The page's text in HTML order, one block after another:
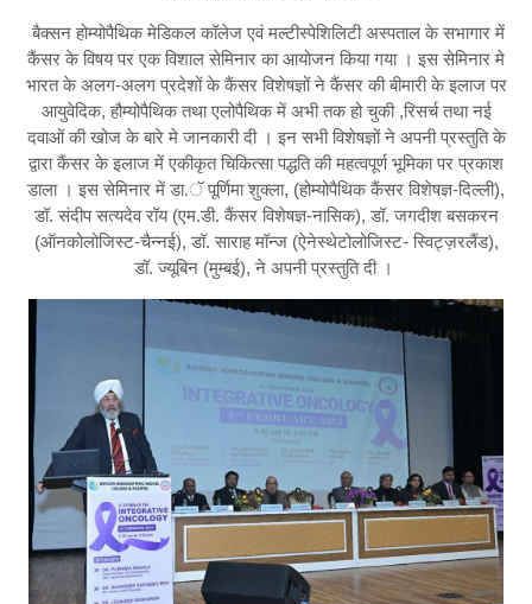
बैक्सन होम्योपैथिक मेडिकल कॉलेज एवं मल्टीस्पेशिलिटी अस्पताल के सभागार में
कैंसर के विषय पर एक विशाल सेमिनार का आयोजन किया गया । इस सेमिनार मे
भारत के अलग-अलग प्रदेशों के कैंसर विशेषज्ञों ने कैंसर की बीमारी के इलाज पर
आयुवेदिक, हौम्योपैथिक तथा एलोपैथिक में अभी तक हो चुकी ,रिसर्च तथा नई
दवाओं की खोज के बारे मे जानकारी दी । इन सभी विशेषज्ञों ने अपनी प्रस्तुति के
द्वारा कैंसर के इलाज में एकीकृत चिकित्सा पद्धति की महत्वपूर्ण भूमिका पर प्रकाश
डाला । इस सेमिनार में डा.ॅ पूर्णिमा शुक्ला, (होम्योपैथिक कैंसर विशेषज्ञ-दिल्ली),
डॉ. संदीप सत्यदेव रॉय (एम.डी. कैंसर विशेषज्ञ-नासिक), डॉ. जगदीश बसकरन
(ऑनकोलोजिस्ट-चैन्नई), डॉ. साराह मॉन्ज (ऐनेस्थेटोलोजिस्ट- स्विट्ज़रलैंड),
डॉ. ज्यूबिन (मुम्बई), ने अपनी प्रस्तुति दी ।